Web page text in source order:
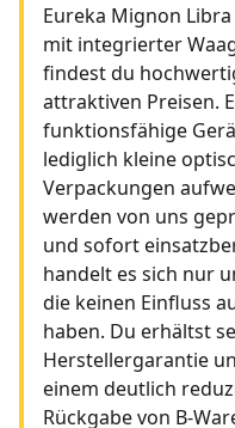
Eureka Mignon
mit integrierter
findest du
attraktiven Preisen.
funktionsfähige
lediglich kleine
Verpackungen
werden von uns
und sofort
handelt es sich nur
die keinen Einfluss
haben. Du erhältst
Herstellergarantie
einem deutlich
Rückgabe von B-